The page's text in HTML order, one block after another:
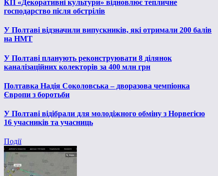
КП «Декоративні культури» відновлює тепличне
господарство після обстрілів
У Полтаві відзначили випускників, які отримали 200 балів
на НМТ
У Полтаві планують реконструювати 8 ділянок
каналізаційних колекторів за 400 млн грн
Полтавка Надія Соколовська – дворазова чемпіонка
Європи з боротьби
У Полтаві відібрали для молодіжного обміну з Норвегією
16 учасників та учасниць
Події